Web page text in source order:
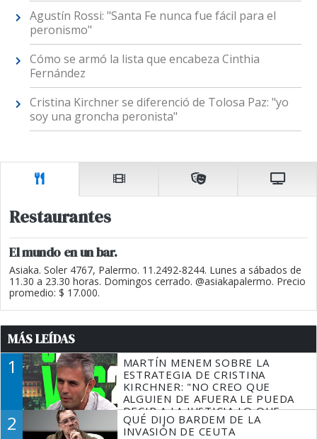
Agustín Rossi: "Santa Fe nunca fue fácil para el
peronismo"
Cómo se armó la lista que encabeza Cinthia
Fernández
Cristina Kirchner se diferenció de Tolosa Paz: "yo
soy una groncha peronista"
Restaurantes
El mundo en un bar.
Asiaka. Soler 4767, Palermo. 11.2492-8244. Lunes a sábados de
11.30 a 23.30 horas. Domingos cerrado. @asiakapalermo. Precio
promedio: $ 17.000.
MÁS LEÍDAS
1
MARTÍN MENEM SOBRE LA
ESTRATEGIA DE CRISTINA
KIRCHNER: "NO CREO QUE
ALGUIEN DE AFUERA LE PUEDA
DECIR A LA JUSTICIA LO QUE
TIENE QUE HACER"
2
QUÉ DIJO BARDEM DE LA
INVASIÓN DE CEUTA